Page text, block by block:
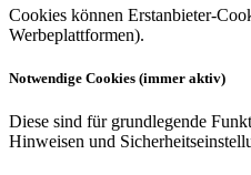
Cookies können Erstanbieter-
Werbeplattformen).
Notwendige Cookies (immer aktiv)
Diese sind für grundlegende
Hinweisen und